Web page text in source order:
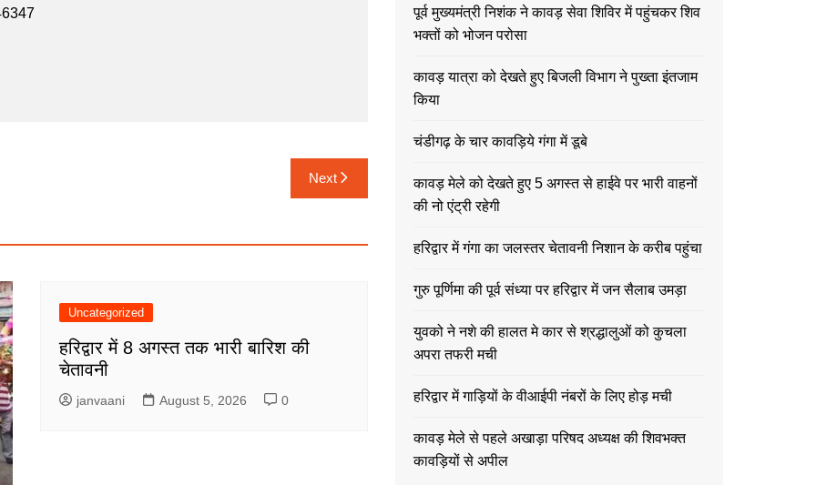
Next
Uncategorized
हरिद्वार में 8 अगस्त तक भारी बारिश की
चेतावनी
janvaani August 5, 2026 0
पूर्व मुख्यमंत्री निशंक ने कावड़ सेवा शिविर में पहुंचकर शिव
भक्तों को भोजन परोसा
कावड़ यात्रा को देखते हुए बिजली विभाग ने पुख्ता इंतजाम
किया
चंडीगढ़ के चार कावड़िये गंगा में डूबे
कावड़ मेले को देखते हुए 5 अगस्त से हाईवे पर भारी वाहनों
की नो एंट्री रहेगी
हरिद्वार में गंगा का जलस्तर चेतावनी निशान के करीब पहुंचा
गुरु पूर्णिमा की पूर्व संध्या पर हरिद्वार में जन सैलाब उमड़ा
युवको ने नशे की हालत मे कार से श्रद्धालुओं को कुचला
अपरा तफरी मची
हरिद्वार में गाड़ियों के वीआईपी नंबरों के लिए होड़ मची
कावड़ मेले से पहले अखाड़ा परिषद अध्यक्ष की शिवभक्त
कावड़ियों से अपील